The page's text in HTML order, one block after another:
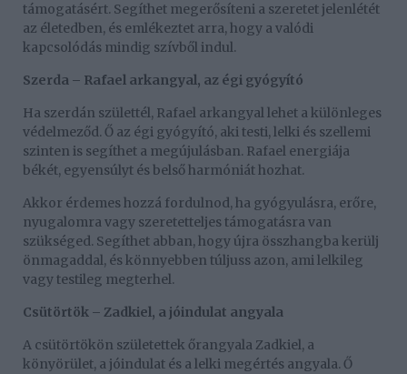
támogatásért. Segíthet megerősíteni a szeretet jelenlétét
az életedben, és emlékeztet arra, hogy a valódi
kapcsolódás mindig szívből indul.
Szerda – Rafael arkangyal, az égi gyógyító
Ha szerdán születtél, Rafael arkangyal lehet a különleges
védelmeződ. Ő az égi gyógyító, aki testi, lelki és szellemi
szinten is segíthet a megújulásban. Rafael energiája
békét, egyensúlyt és belső harmóniát hozhat.
Akkor érdemes hozzá fordulnod, ha gyógyulásra, erőre,
nyugalomra vagy szeretetteljes támogatásra van
szükséged. Segíthet abban, hogy újra összhangba kerülj
önmagaddal, és könnyebben túljuss azon, ami lelkileg
vagy testileg megterhel.
Csütörtök – Zadkiel, a jóindulat angyala
A csütörtökön születettek őrangyala Zadkiel, a
könyörület, a jóindulat és a lelki megértés angyala. Ő